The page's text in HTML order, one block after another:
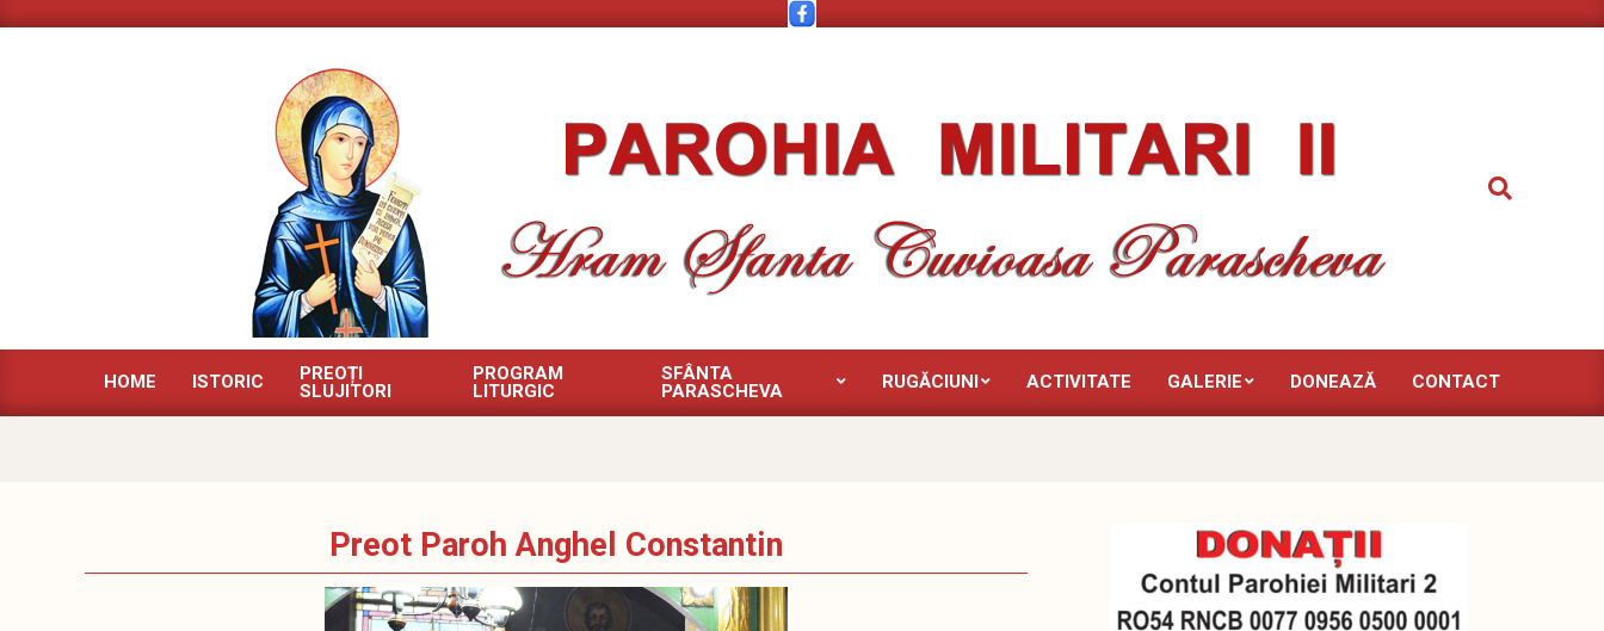
Parohia
Militari
Search
HOME ISTORIC
PREOȚI
SLUJITORI
PROGRAM
LITURGIC
SFÂNTA
PARASCHEVA
RUGĂCIUNI ACTIVITATE GALERIE DONEAZĂ CONTACT
Preot Paroh Anghel Constantin